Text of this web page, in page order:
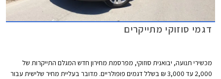
דגמי סוזוקי מתייקרים
מכשירי תנועה, יבואנית סוזוקי, מפרסמת מחירון חדש המגלם התייקרות של
2,000 עד 3,000 ₪ בשלל דגמים פופולריים. מדובר בעליית מחיר שלישית עבור